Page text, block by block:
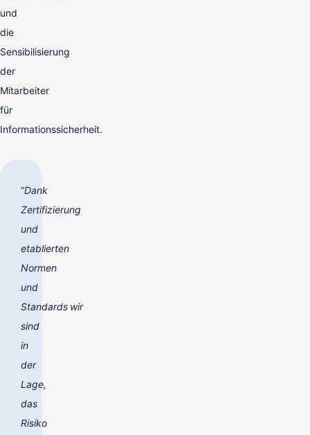
und
die
Sensibilisierung
der
Mitarbeiter
für
Informationssicherheit.
“Dank
Zertifizierung
und
etablierten
Normen
und
Standards wir
sind
in
der
Lage,
das
Risiko